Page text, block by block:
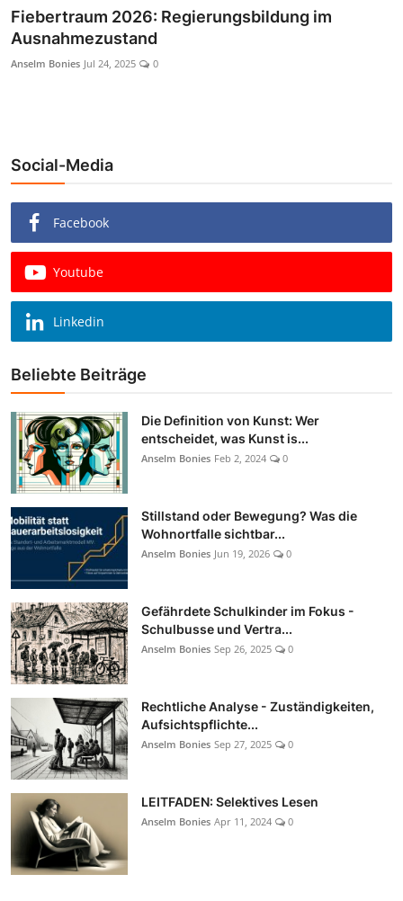
Fiebertraum 2026: Regierungsbildung im
Ausnahmezustand
Anselm Bonies Jul 24, 2025 0
Social-Media
Facebook
Youtube
Linkedin
Beliebte Beiträge
Die Definition von Kunst: Wer
entscheidet, was Kunst is...
Anselm Bonies Feb 2, 2024 0
Stillstand oder Bewegung? Was die
Wohnortfalle sichtbar...
Anselm Bonies Jun 19, 2026 0
Gefährdete Schulkinder im Fokus -
Schulbusse und Vertra...
Anselm Bonies Sep 26, 2025 0
Rechtliche Analyse - Zuständigkeiten,
Aufsichtspflichte...
Anselm Bonies Sep 27, 2025 0
LEITFADEN: Selektives Lesen
Anselm Bonies Apr 11, 2024 0